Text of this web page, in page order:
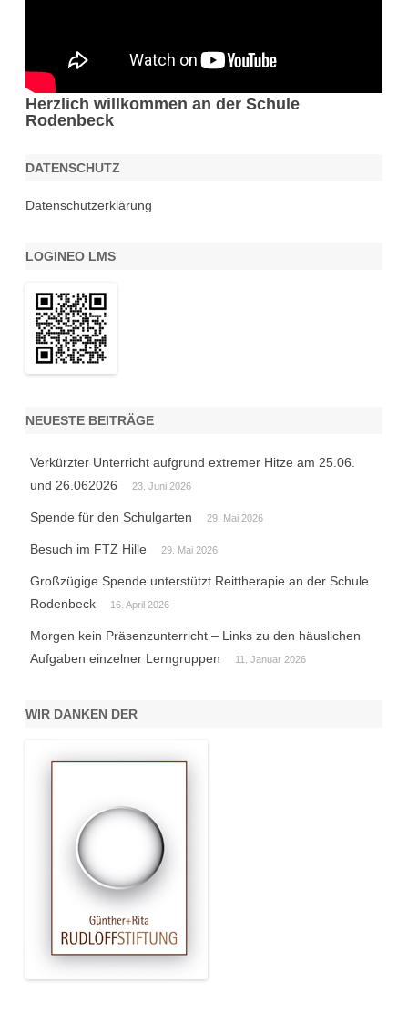
Herzlich willkommen an der Schule
Rodenbeck
DATENSCHUTZ
Datenschutzerklärung
LOGINEO LMS
NEUESTE BEITRÄGE
Verkürzter Unterricht aufgrund extremer Hitze am 25.06.
und 26.062026
23. Juni 2026
Spende für den Schulgarten 29. Mai 2026
Besuch im FTZ Hille 29. Mai 2026
Großzügige Spende unterstützt Reittherapie an der Schule
Rodenbeck
16. April 2026
Morgen kein Präsenzunterricht – Links zu den häuslichen
Aufgaben einzelner Lerngruppen
11. Januar 2026
WIR DANKEN DER